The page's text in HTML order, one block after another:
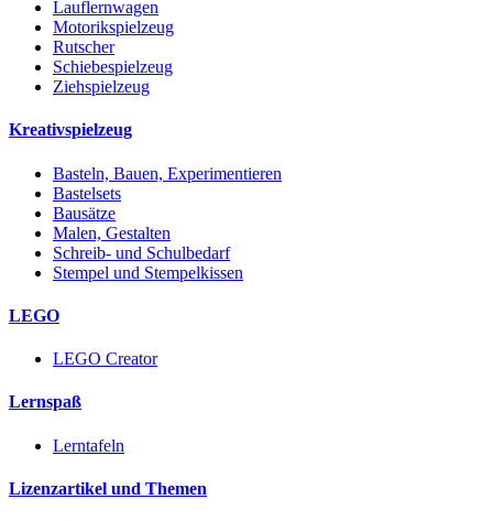
Lauflernwagen
Motorikspielzeug
Rutscher
Schiebespielzeug
Ziehspielzeug
Kreativspielzeug
Basteln, Bauen, Experimentieren
Bastelsets
Bausätze
Malen, Gestalten
Schreib- und Schulbedarf
Stempel und Stempelkissen
LEGO
LEGO Creator
Lernspaß
Lerntafeln
Lizenzartikel und Themen